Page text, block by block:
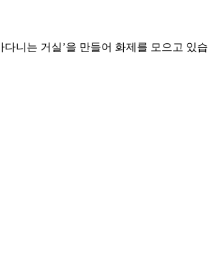
니는 거실’을 만들어 화제를 모으고 있습